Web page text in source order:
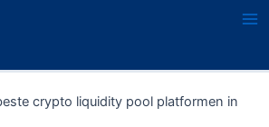
crypto liquidity pool platformen in